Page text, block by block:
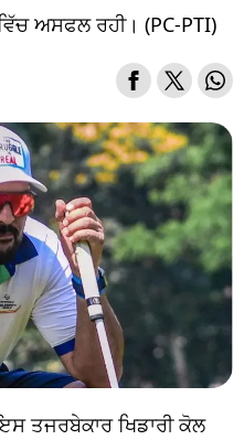
ਅਸਫਲ ਰਹੀ। (PC-PTI)
ਤਜਰਬੇਕਾਰ ਖਿਡਾਰੀ ਕੋਲ